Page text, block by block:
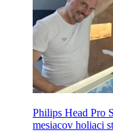
Philips Head Pro
mesiacov holiaci